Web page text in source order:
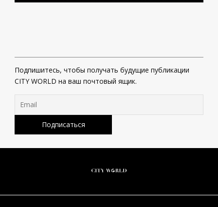
Подпишитесь, чтобы получать будущие публикации
CITY WORLD на ваш почтовый ящик.